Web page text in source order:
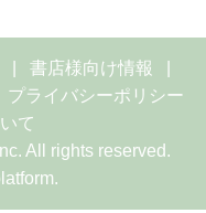
書店様向け情報
プライバシーポリシー
て
All rights reserved.
.